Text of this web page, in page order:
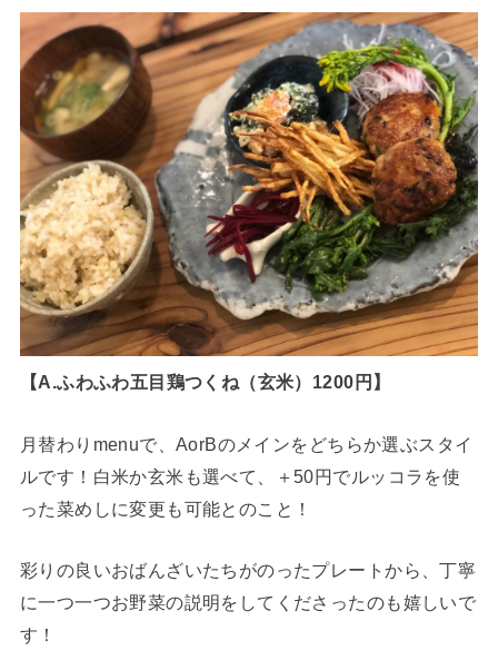
【A.ふわふわ五目鶏つくね（玄米）1200円】
月替わりmenuで、AorBのメインをどちらか選ぶスタイ
ルです！白米か玄米も選べて、＋50円でルッコラを使
った菜めしに変更も可能とのこと！
彩りの良いおばんざいたちがのったプレートから、丁寧
に一つ一つお野菜の説明をしてくださったのも嬉しいで
す！